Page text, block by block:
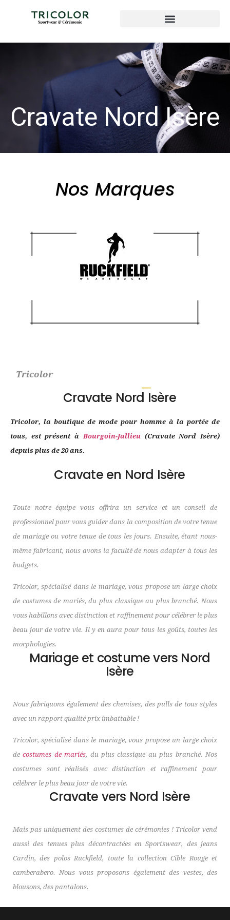
Cravate Nord Isère
Nos Marques
Cravate en Nord Isère
Toute notre équipe vous offrira un service et un conseil de
professionnel pour vous guider dans la composition de votre tenue
de mariage ou votre tenue de tous les jours. Ensuite, étant nous-
même fabricant, nous avons la faculté de nous adapter à tous les
budgets.
Tricolor, spécialisé dans le mariage, vous propose un large choix
de costumes de mariés, du plus classique au plus branché. Nous
vous habillons avec distinction et raffinement pour célébrer le plus
beau jour de votre vie. Il y en aura pour tous les goûts, toutes les
morphologies.
Mariage et costume vers Nord
Isère
Nous fabriquons également des chemises, des pulls de tous styles
avec un rapport qualité prix imbattable !
Tricolor, spécialisé dans le mariage, vous propose un large choix
decostumes de mariés, du plus classique au plus branché. Nos
costumes sont réalisés avec distinction et raffinement pour
célébrer le plus beau jour de votre vie.
Cravate vers Nord Isère
Mais pas uniquement des costumes de cérémonies ! Tricolor vend
aussi des tenues plus décontractées en Sportswear, des jeans
Cardin, des polos Ruckfield, toute la collection Cible Rouge et
camberabero. Nous vous proposons également des vestes, des
blousons, des pantalons.
Tricolor
Cravate Nord Isère
Tricolor, la boutique de mode pour homme à la portée de
tous, est présent àBourgoin-Jallieu(Cravate Nord Isère)
depuis plus de 20 ans.